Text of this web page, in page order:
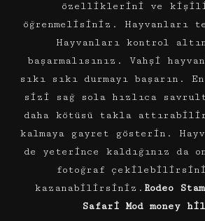
özelliklerini ve
öğrenmelisiniz. Hayvanları
Hayvanları kontrol
başarmalısınız. Vahşi
sıkı sıkı durmayı başarın.
sizi sağ sola hızlıca
daha kötüsü takla
kalmaya gayret gösterin.
de yeterince kaldığınız da
fotoğraf
kazanabilirsiniz. Rodeo
Safari Mod money